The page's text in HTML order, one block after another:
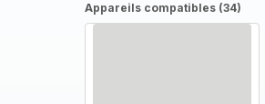
Appareils compatibles (34)